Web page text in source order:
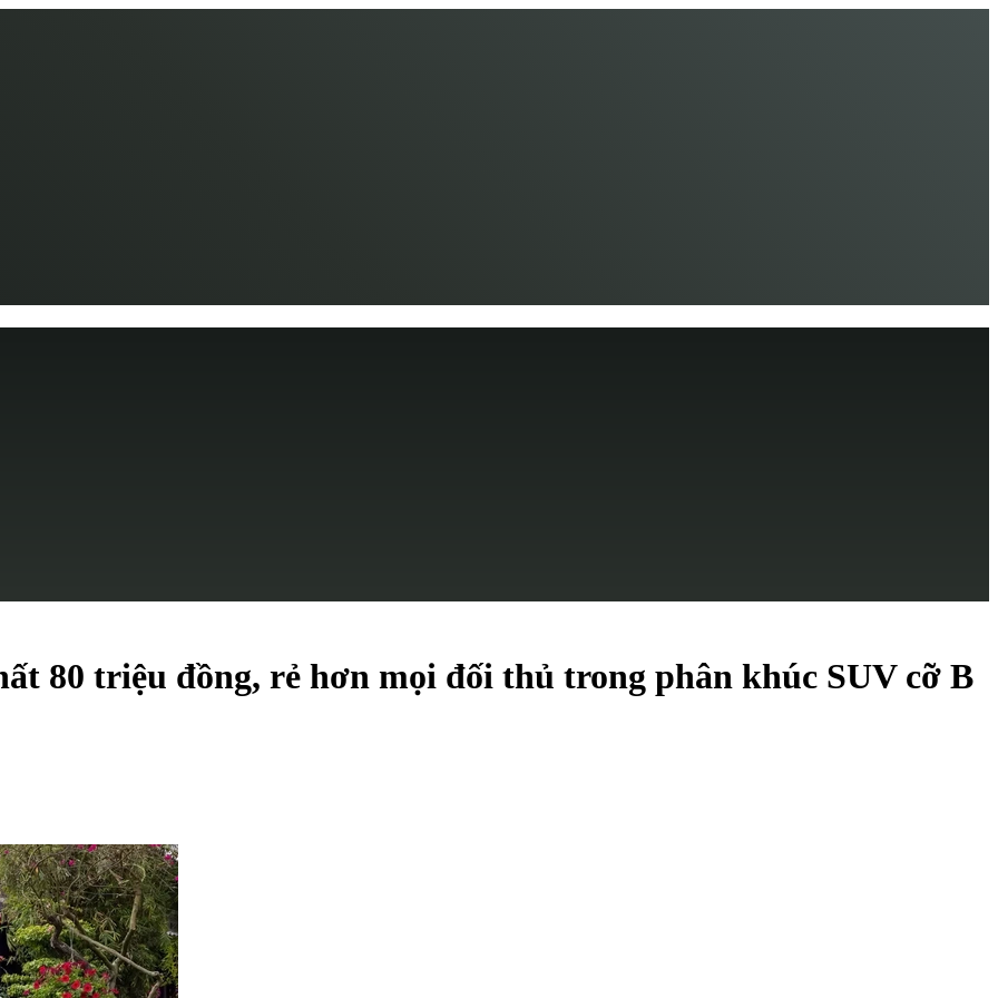
80 triệu đồng, rẻ hơn mọi đối thủ trong phân khúc SUV cỡ B